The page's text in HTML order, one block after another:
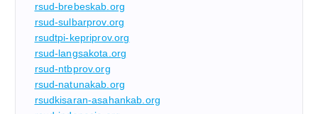
rsud-brebeskab.org
rsud-sulbarprov.org
rsudtpi-kepriprov.org
rsud-langsakota.org
rsud-ntbprov.org
rsud-natunakab.org
rsudkisaran-asahankab.org